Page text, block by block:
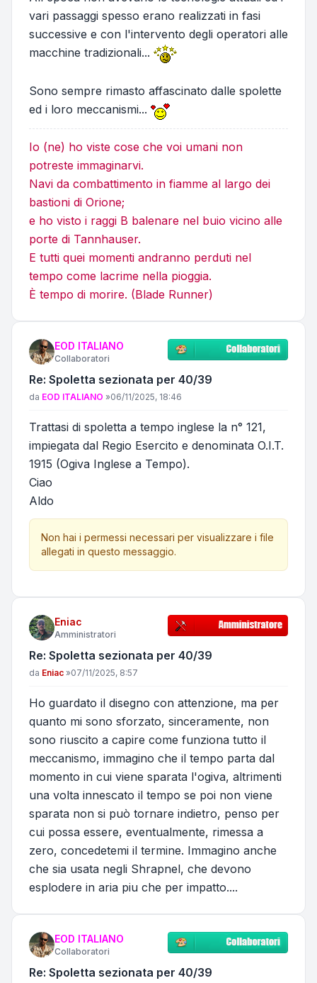
vari passaggi spesso erano realizzati in fasi
successive e con l'intervento degli operatori alle
macchine tradizionali...
Sono sempre rimasto affascinato dalle spolette
ed i loro meccanismi...
Io (ne) ho viste cose che voi umani non
potreste immaginarvi.
Navi da combattimento in fiamme al largo dei
bastioni di Orione;
e ho visto i raggi B balenare nel buio vicino alle
porte di Tannhauser.
E tutti quei momenti andranno perduti nel
tempo come lacrime nella pioggia.
È tempo di morire. (Blade Runner)
EOD ITALIANO
Collaboratori
Re: Spoletta sezionata per 40/39
Messaggio
da EOD ITALIANO »06/11/2025, 18:46
Trattasi di spoletta a tempo inglese la n° 121,
impiegata dal Regio Esercito e denominata O.I.T.
1915 (Ogiva Inglese a Tempo).
Ciao
Aldo
Non hai i permessi necessari per visualizzare i file
allegati in questo messaggio.
Eniac
Amministratori
Re: Spoletta sezionata per 40/39
Messaggio
da Eniac »07/11/2025, 8:57
Ho guardato il disegno con attenzione, ma per
quanto mi sono sforzato, sinceramente, non
sono riuscito a capire come funziona tutto il
meccanismo, immagino che il tempo parta dal
momento in cui viene sparata l'ogiva, altrimenti
una volta innescato il tempo se poi non viene
sparata non si può tornare indietro, penso per
cui possa essere, eventualmente, rimessa a
zero, concedetemi il termine. Immagino anche
che sia usata negli Shrapnel, che devono
esplodere in aria piu che per impatto....
EOD ITALIANO
Collaboratori
Re: Spoletta sezionata per 40/39